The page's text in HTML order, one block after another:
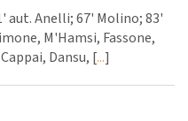
aut. Anelli; 67' Molino; 83'
M'Hamsi, Fassone,
Dansu, [...]